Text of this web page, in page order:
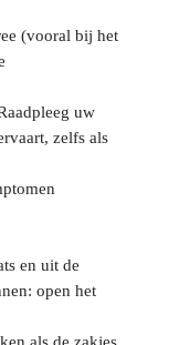
(vooral bij het
uw
zelfs als
en uit de
open het